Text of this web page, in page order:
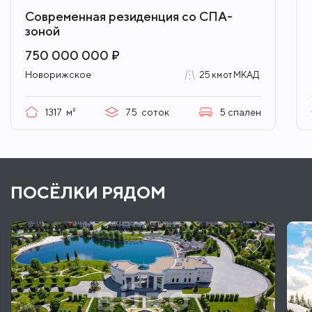
Современная резиденция со СПА-
зоной
750 000 000 ₽
Новорижское 25 км от МКАД
1317 м² 75 соток 5 спален
ПОСЁЛКИ РЯДОМ